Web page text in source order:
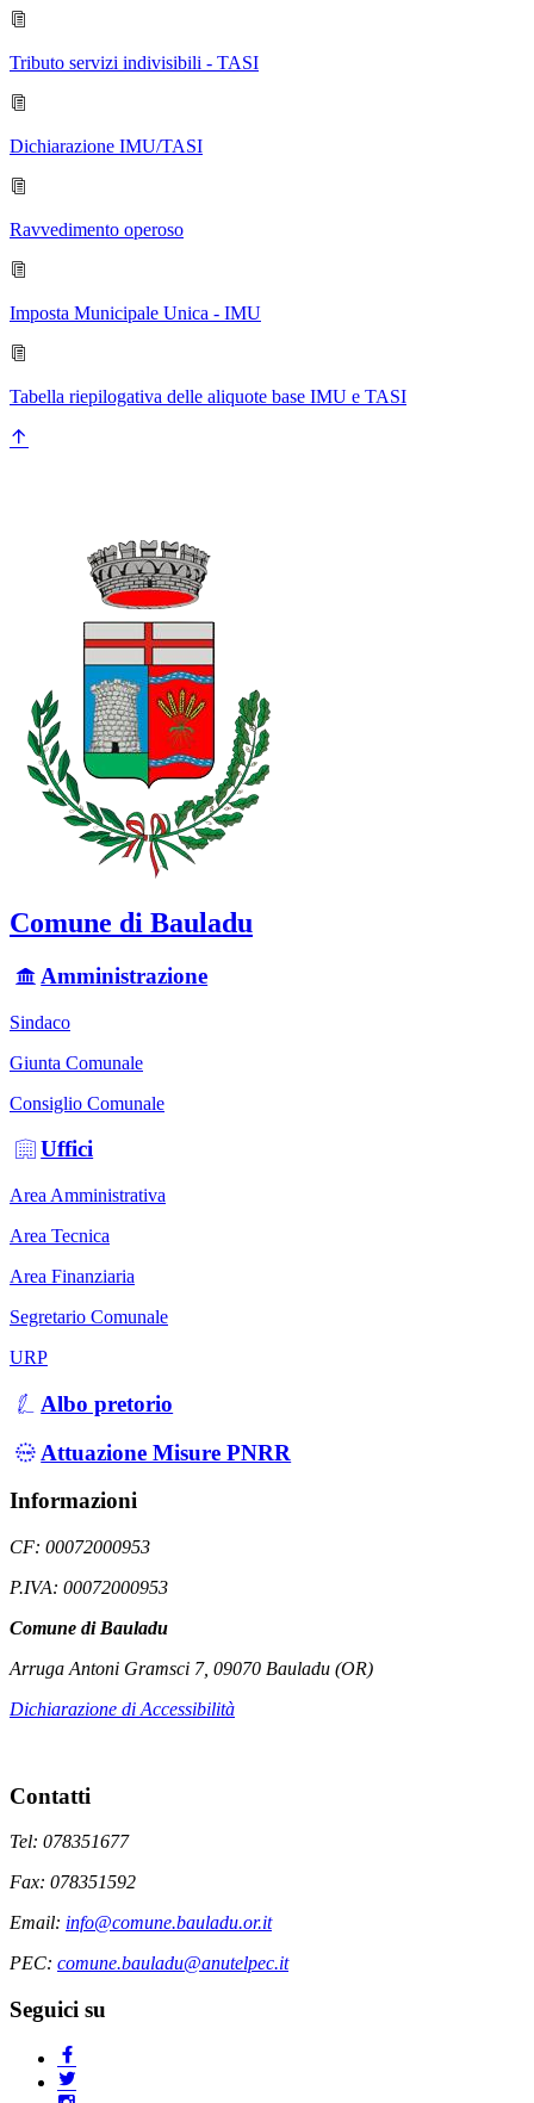
Tributo servizi indivisibili - TASI
Dichiarazione IMU/TASI
Ravvedimento operoso
Imposta Municipale Unica - IMU
Tabella riepilogativa delle aliquote base IMU e TASI
Comune di Bauladu
Amministrazione
Sindaco
Giunta Comunale
Consiglio Comunale
Uffici
Area Amministrativa
Area Tecnica
Area Finanziaria
Segretario Comunale
URP
Albo pretorio
Attuazione Misure PNRR
Informazioni
CF: 00072000953
P.IVA: 00072000953
Comune di Bauladu
Arruga Antoni Gramsci 7, 09070 Bauladu (OR)
Dichiarazione di Accessibilità
Contatti
Tel: 078351677
Fax: 078351592
Email: info@comune.bauladu.or.it
PEC: comune.bauladu@anutelpec.it
Seguici su